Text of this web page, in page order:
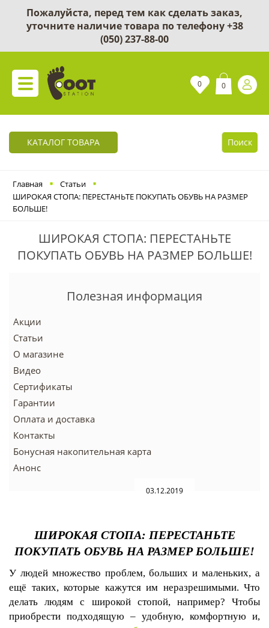
Пожалуйста, перед тем как сделать заказ,
уточните наличие товара по телефону+38
(050) 237-88-00
0 0
КАТАЛОГ ТОВАРА Поиск
Главная
Статьи
ШИРОКАЯ СТОПА: ПЕРЕСТАНЬТЕ ПОКУПАТЬ ОБУВЬ НА РАЗМЕР
БОЛЬШЕ!
ШИРОКАЯ СТОПА: ПЕРЕСТАНЬТЕ
ПОКУПАТЬ ОБУВЬ НА РАЗМЕР БОЛЬШЕ!
Полезная информация
Акции
Статьи
О магазине
Видео
Сертификаты
Гарантии
Оплата и доставка
Контакты
Бонусная накопительная карта
Анонс
03.12.2019
ШИРОКАЯ СТОПА: ПЕРЕСТАНЬТЕ
ПОКУПАТЬ ОБУВЬ НА РАЗМЕР БОЛЬШЕ!
У людей множество проблем, больших и маленьких, а
ещё таких, которые кажутся им неразрешимыми. Что
делать людям с широкой стопой, например? Чтобы
приобрести подходящую – удобную, комфортную и,